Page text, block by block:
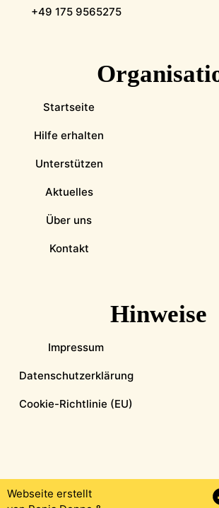
+49 175 9565275
Startseite
Hilfe erhalten
Unterstützen
Aktuelles
Über uns
Kontakt
Hinweise
Impressum
Datenschutzerklärung
Cookie-Richtlinie (EU)
Webseite erstellt